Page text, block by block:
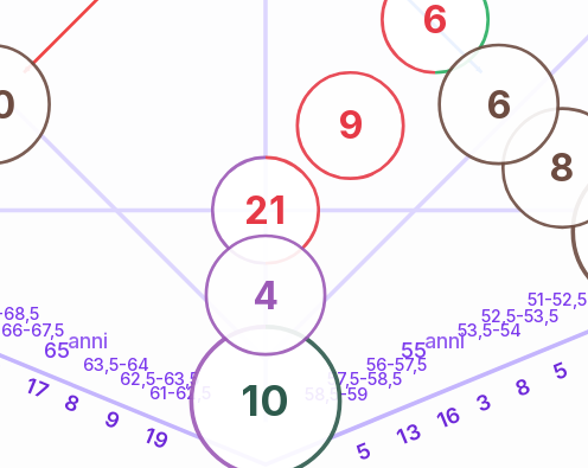
51-52,5
52,5-53,5
53,5-54
56-57,5
57,5-58,5
58,5-59
61-62,5
62,5-63,5
63,5-64
66-67,5
68,5
5
8
3
16
13
5
19
9
8
17 10
21
9
6
4
8
6
55anni
65anni